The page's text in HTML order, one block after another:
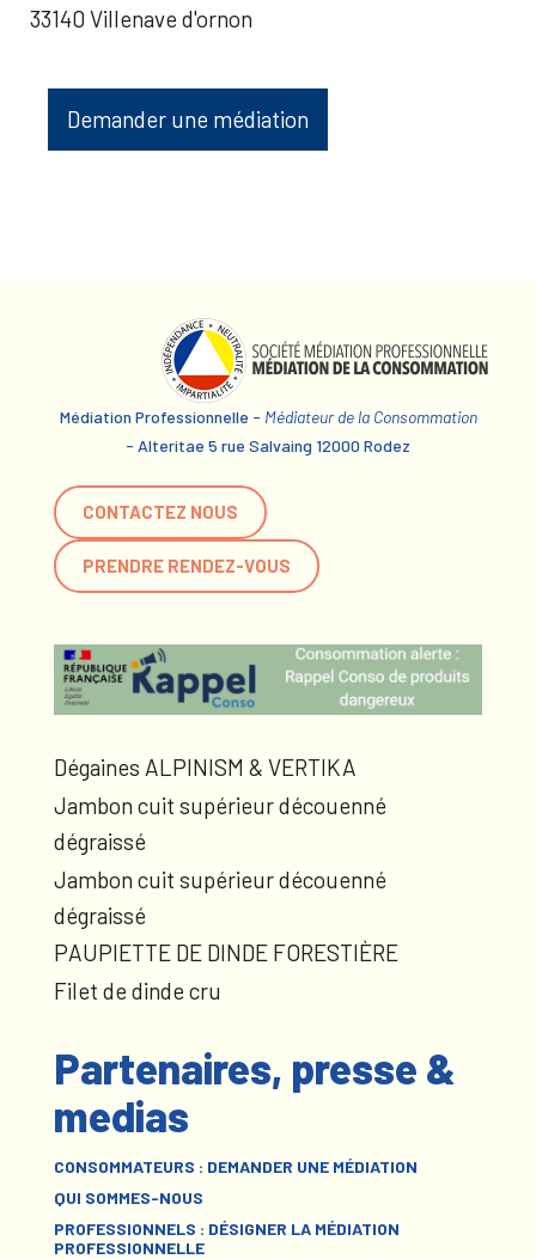
33140 Villenave d'ornon
Demander une médiation
Médiation Professionnelle - Médiateur de la Consommation
- Alteritae 5 rue Salvaing 12000 Rodez
CONTACTEZ NOUS
PRENDRE RENDEZ-VOUS
Dégaines ALPINISM & VERTIKA
Jambon cuit supérieur découenné
dégraissé
Jambon cuit supérieur découenné
dégraissé
PAUPIETTE DE DINDE FORESTIÈRE
Filet de dinde cru
Partenaires, presse &
medias
CONSOMMATEURS : DEMANDER UNE MÉDIATION
QUI SOMMES-NOUS
PROFESSIONNELS : DÉSIGNER LA MÉDIATION
PROFESSIONNELLE